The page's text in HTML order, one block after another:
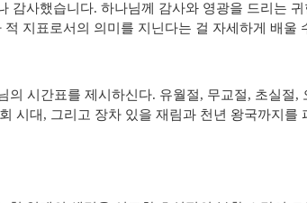
감사했습니다. 하나님께 감사와 영광을 드리는 귀
지표로서의 의미를 지닌다는 걸 자세하게 배울
의 시간표를 제시하신다. 유월절, 무교절, 초실절,
시대 , 그리고 장차 있을 재림과 천년 왕국까지를